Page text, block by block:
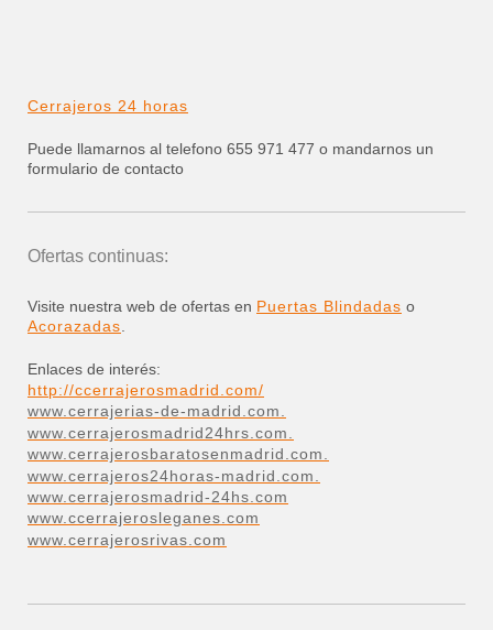
Cerrajeros 24 horas
Puede llamarnos al telefono 655 971 477 o mandarnos un
formulario de contacto
Ofertas continuas:
Visite nuestra web de ofertas en Puertas Blindadas o
Acorazadas
Enlaces de interés:
http://ccerrajerosmadrid.com/
www.cerrajerias-de-madrid.com.
www.cerrajerosmadrid24hrs.com.
www.cerrajerosbaratosenmadrid.com.
www.cerrajeros24horas-madrid.com.
www.cerrajerosmadrid-24hs.com
www.ccerrajerosleganes.com
www.cerrajerosrivas.com